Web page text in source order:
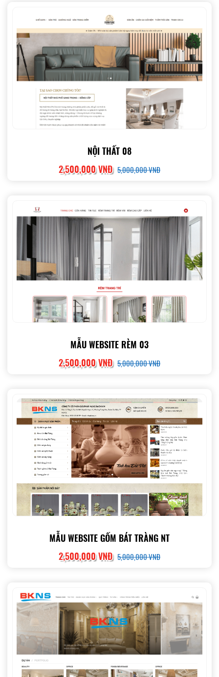
NỘI THẤT 08
2,500,000 VNĐ 5,000,000 VNĐ
MẪU WEBSITE RÈM 03
2,500,000 VNĐ 5,000,000 VNĐ
MẪU WEBSITE GỐM BÁT TRÀNG NT
2,500,000 VNĐ 5,000,000 VNĐ